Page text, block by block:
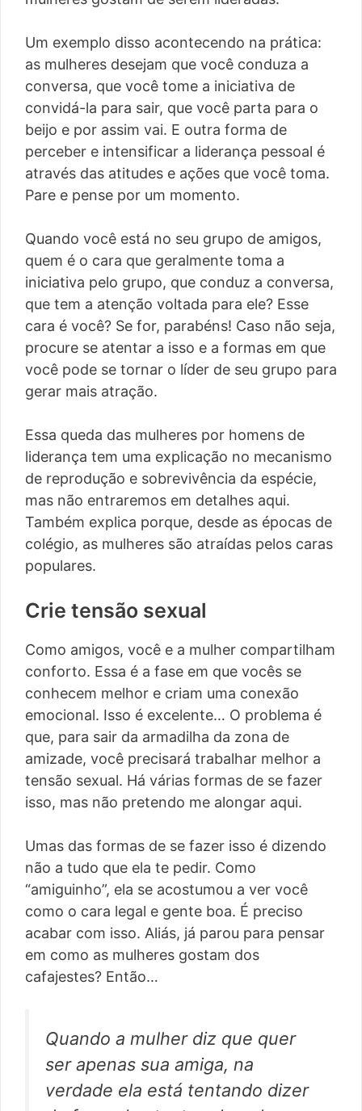
Um exemplo disso acontecendo na prática:
as mulheres desejam que você conduza a
conversa, que você tome a iniciativa de
convidá-la para sair, que você parta para o
beijo e por assim vai. E outra forma de
perceber e intensificar a liderança pessoal é
através das atitudes e ações que você toma.
Pare e pense por um momento.
Quando você está no seu grupo de amigos,
quem é o cara que geralmente toma a
iniciativa pelo grupo, que conduz a conversa,
que tem a atenção voltada para ele? Esse
cara é você? Se for, parabéns! Caso não seja,
procure se atentar a isso e a formas em que
você pode se tornar o líder de seu grupo para
gerar mais atração.
Essa queda das mulheres por homens de
liderança tem uma explicação no mecanismo
de reprodução e sobrevivência da espécie,
mas não entraremos em detalhes aqui.
Também explica porque, desde as épocas de
colégio, as mulheres são atraídas pelos caras
populares.
Crie tensão sexual
Como amigos, você e a mulher compartilham
conforto. Essa é a fase em que vocês se
conhecem melhor e criam uma conexão
emocional. Isso é excelente… O problema é
que, para sair da armadilha da zona de
amizade, você precisará trabalhar melhor a
tensão sexual. Há várias formas de se fazer
isso, mas não pretendo me alongar aqui.
Umas das formas de se fazer isso é dizendo
não a tudo que ela te pedir. Como
“amiguinho”, ela se acostumou a ver você
como o cara legal e gente boa. É preciso
acabar com isso. Aliás, já parou para pensar
em como as mulheres gostam dos
cafajestes? Então…
Quando a mulher diz que quer
ser apenas sua amiga, na
verdade ela está tentando dizer